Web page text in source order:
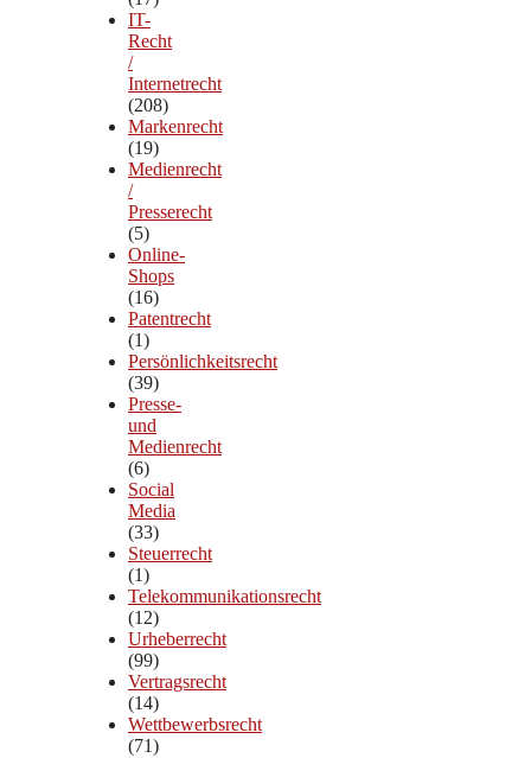
IT-
Recht
/
Internetrecht
(208)
Markenrecht
(19)
Medienrecht
/
Presserecht
(5)
Online-
Shops
(16)
Patentrecht
(1)
Persönlichkeitsrecht
(39)
Presse-
und
Medienrecht
(6)
Social
Media
(33)
Steuerrecht
(1)
Telekommunikationsrecht
(12)
Urheberrecht
(99)
Vertragsrecht
(14)
Wettbewerbsrecht
(71)